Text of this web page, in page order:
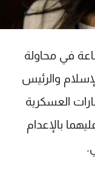
أمل علم الدين 11 ساعة في محاولة
والرئيس
العسكرية
بالإعدام